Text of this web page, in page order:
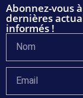
Abonnez-vous
dernières
informés !